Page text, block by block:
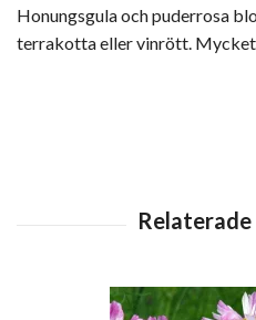
Honungsgula och puderrosa
terrakotta eller vinrött.